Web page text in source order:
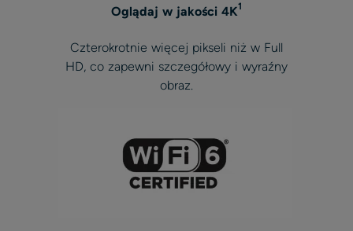
Oglądaj w jakości 4K1
Czterokrotnie więcej pikseli niż w Full
HD, co zapewni szczegółowy i wyraźny
obraz.